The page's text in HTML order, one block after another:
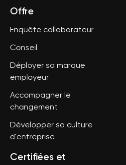
Offre
Enquête collaborateur
Conseil
Déployer sa marque
employeur
Accompagner le
changement
Développer sa culture
d'entreprise
Certifiées et